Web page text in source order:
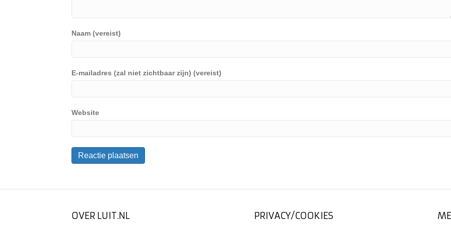
Naam (vereist)
E-mailadres (zal niet zichtbaar zijn) (vereist)
Website
OVER LUIT.NL PRIVACY/COOKIES